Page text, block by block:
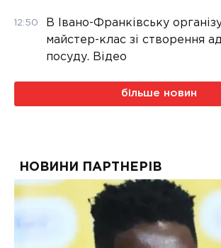
12:50
В Івано-Франківську
майстер-клас зі створення
посуду. Відео
більше новин